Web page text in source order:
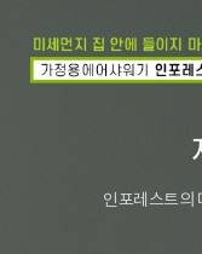
인포레스트의